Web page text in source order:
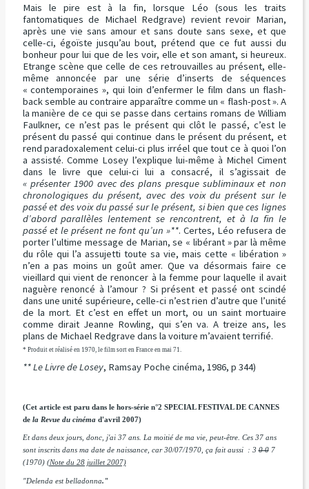
Mais le pire est à la fin, lorsque Léo (sous les traits
fantomatiques de Michael Redgrave) revient revoir Marian,
après une vie sans amour et sans doute sans sexe, et que
celle-ci, égoïste jusqu’au bout, prétend que ce fut aussi du
bonheur pour lui que de les voir, elle et son amant, si heureux.
Etrange scène que celle de ces retrouvailles au présent, elle-
même annoncée par une série d’inserts de séquences
« contemporaines », qui loin d’enfermer le film dans un flash-
back semble au contraire apparaître comme un « flash-post ». A
la manière de ce qui se passe dans certains romans de William
Faulkner, ce n’est pas le présent qui clôt le passé, c’est le
présent du passé qui continue dans le présent du présent, et
rend paradoxalement celui-ci plus irréel que tout ce à quoi l’on
a assisté. Comme Losey l’explique lui-même à Michel Ciment
dans le livre que celui-ci lui a consacré, il s’agissait de
« présenter 1900 avec des plans presque subliminaux et non
chronologiques du présent, avec des voix du présent sur le
passé et des voix du passé sur le présent, si bien que ces lignes
d’abord parallèles lentement se rencontrent, et à la fin le
passé et le présent ne font qu’un »**. Certes, Léo refusera de
porter l’ultime message de Marian, se « libérant » par là même
du rôle qui l’a assujetti toute sa vie, mais cette « libération »
n’en a pas moins un goût amer. Que va désormais faire ce
vieillard qui vient de renoncer à la femme pour laquelle il avait
naguère renoncé à l’amour ? Si présent et passé ont scindé
dans une unité supérieure, celle-ci n’est rien d’autre que l’unité
de la mort. Et c’est en effet un mort, ou un saint mortuaire
comme dirait Jeanne Rowling, qui s’en va. A treize ans, les
plans de Michael Redgrave dans la voiture m’avaient terrifié.
* Produit et réalisé en 1970, le film sort en France en mai 71.
** Le Livre de Losey, Ramsay Poche cinéma, 1986, p 344)
(Cet article est paru dans le hors-série n°2 SPECIAL FESTIVAL DE CANNES
de la Revue du cinémad'avril 2007)
Et dans deux jours, donc, j'ai 37 ans. La moitié de ma vie, peut-être. Ces 37 ans
sont inscrits dans ma date de naissance, car 30/07/1970, ça fait aussi : 30 07
(1970) (Note du 28 juillet 2007)
"Delenda est belladonna."